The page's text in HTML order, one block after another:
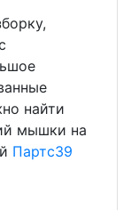
найти
мышки на
Партс39